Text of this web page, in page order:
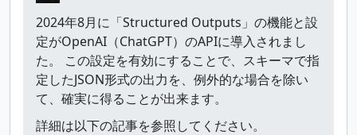
2024年8月に「Structured Outputs」の機能と設
定がOpenAI（ChatGPT）のAPIに導入されまし
た。 この設定を有効にすることで、スキーマで指
定したJSON形式の出力を、例外的な場合を除い
て、確実に得ることが出来ます。
詳細は以下の記事を参照してください。